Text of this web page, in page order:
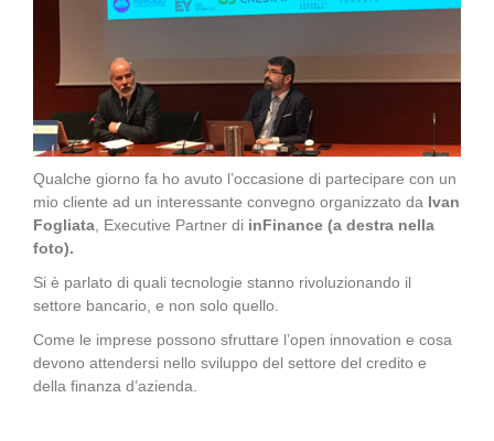
Qualche giorno fa ho avuto l’occasione di partecipare con un
mio cliente ad un interessante convegno organizzato da Ivan
Fogliata , Executive Partner di inFinance (a destra nella
foto).
Si è parlato di quali tecnologie stanno rivoluzionando il
settore bancario, e non solo quello.
Come le imprese possono sfruttare l’open innovation e cosa
devono attendersi nello sviluppo del settore del credito e
della finanza d’azienda.